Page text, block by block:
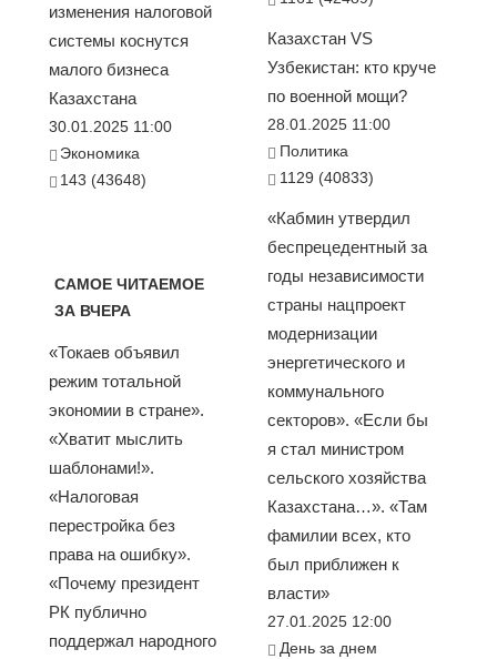
изменения налоговой
системы коснутся
малого бизнеса
Казахстана
30.01.2025 11:00
Экономика
143 (43648)
САМОЕ ЧИТАЕМОЕ
ЗА ВЧЕРА
«Токаев объявил
режим тотальной
экономии в стране».
«Хватит мыслить
шаблонами!».
«Налоговая
перестройка без
права на ошибку».
«Почему президент
РК публично
поддержал народного
Казахстан VS
Узбекистан: кто круче
по военной мощи?
28.01.2025 11:00
Политика
1129 (40833)
«Кабмин утвердил
беспрецедентный за
годы независимости
страны нацпроект
модернизации
энергетического и
коммунального
секторов». «Если бы
я стал министром
сельского хозяйства
Казахстана…». «Там
фамилии всех, кто
был приближен к
власти»
27.01.2025 12:00
День за днем